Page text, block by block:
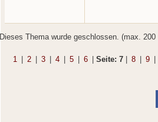
Dieses Thema wurde geschlossen. (max. 200
1 2 3 4 5 6 Seite: 7 8 9